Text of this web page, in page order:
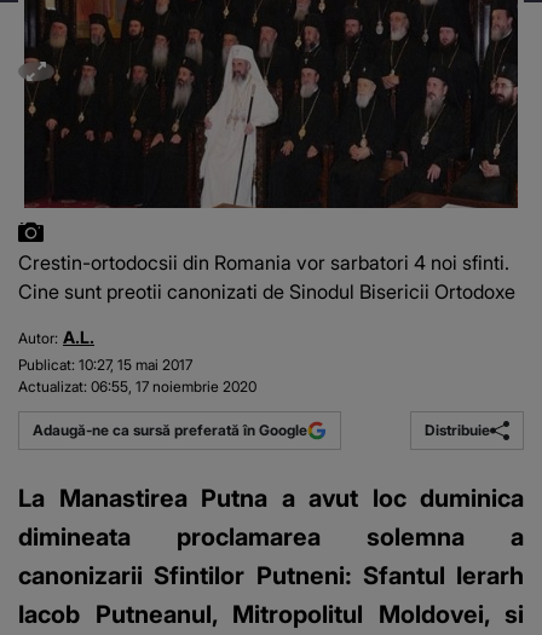
Crestin-ortodocsii din Romania vor sarbatori 4 noi sfinti.
Cine sunt preotii canonizati de Sinodul Bisericii Ortodoxe
Autor: A.L.
Publicat: 10:27, 15 mai 2017
Actualizat: 06:55, 17 noiembrie 2020
Adaugă-ne ca sursă preferată în Google Distribuie
La Manastirea Putna a avut loc duminica
dimineata proclamarea solemna a
canonizarii Sfintilor Putneni: Sfantul Ierarh
Iacob Putneanul, Mitropolitul Moldovei, si